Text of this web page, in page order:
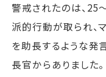
警戒されたのは、25
派的行動が取られ、
を助長するような発
長官からありました。